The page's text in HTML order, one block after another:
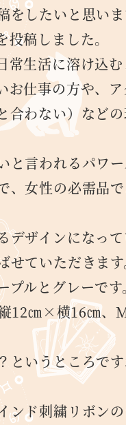
したいと思いま
稿しました。
生活に溶け込
お仕事の方や、
合わない）など
と言われるパワ
、女性の必需品
デザインになっ
ていただきます
ルとグレーです。
12㎝×横16㎝
いうところです
ンド刺繍リボン